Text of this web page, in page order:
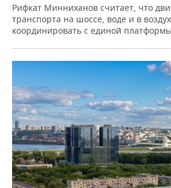
Рифкат Минниханов считает, что
транспорта на шоссе, воде и в
координировать с единой платформы